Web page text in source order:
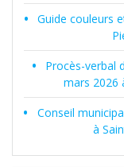
Guide couleurs
Procès-verbal
mars 2026
Conseil
à